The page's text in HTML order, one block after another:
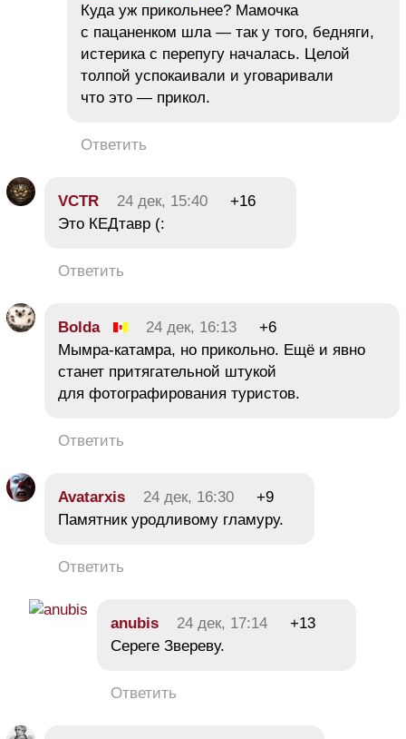
Куда уж прикольнее? Мамочка
с пацаненком шла — так у того, бедняги,
истерика с перепугу началась. Целой
толпой успокаивали и уговаривали
что это — прикол.
Ответить
VCTR 24 дек, 15:40
+16
Это КЕДтавр (:
Ответить
Bolda 24 дек, 16:13
+6
Мымра-катамра, но прикольно. Ещё и явно
станет притягательной штукой
для фотографирования туристов.
Ответить
Avatarxis 24 дек, 16:30
+9
Памятник уродливому гламуру.
Ответить
anubis 24 дек, 17:14
+13
Сереге Звереву.
Ответить